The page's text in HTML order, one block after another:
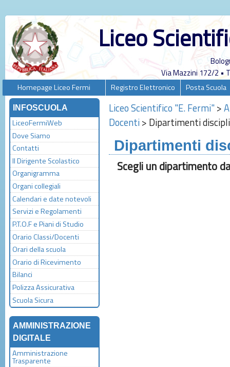
Liceo
Via Mazzini 172/2 •
Homepage Liceo Fermi Registro Elettronico Posta Scuola
INFOSCUOLA
LiceoFermiWeb
Dove Siamo
Contatti
Il Dirigente Scolastico
Organigramma
Organi collegiali
Calendari e date notevoli
Servizi e Regolamenti
P.T.O.F e Piani di Studio
Orario Classi/Docenti
Orari della scuola
Orario di Ricevimento
Bilanci
Polizza Assicurativa
Scuola Sicura
AMMINISTRAZIONE
DIGITALE
Amministrazione
Trasparente
Liceo Scientifico "E. Fermi" >
Docenti> Dipartimenti
Dipartimenti
Scegli un dipartimento